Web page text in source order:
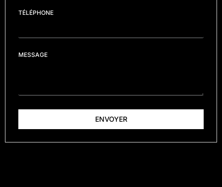
TÉLÉPHONE
MESSAGE
ENVOYER